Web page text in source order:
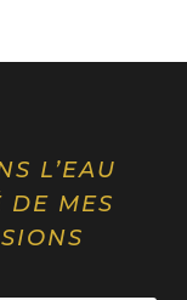
L’EAU
DE MES